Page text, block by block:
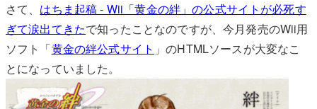
さて、 はちま起稿 - Wii「黄金の絆」の公式サイトが必死す
ぎて涙出てきたで知ったことなのですが、今月発売のWii用
ソフト「黄金の絆公式サイト 」のHTMLソースが大変なこ
とになっていました。